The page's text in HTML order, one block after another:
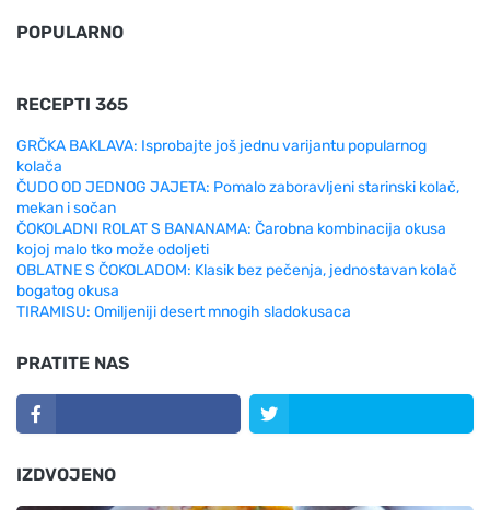
POPULARNO
RECEPTI 365
GRČKA BAKLAVA: Isprobajte još jednu varijantu popularnog
kolača
ČUDO OD JEDNOG JAJETA: Pomalo zaboravljeni starinski kolač,
mekan i sočan
ČOKOLADNI ROLAT S BANANAMA: Čarobna kombinacija okusa
kojoj malo tko može odoljeti
OBLATNE S ČOKOLADOM: Klasik bez pečenja, jednostavan kolač
bogatog okusa
TIRAMISU: Omiljeniji desert mnogih sladokusaca
PRATITE NAS
IZDVOJENO